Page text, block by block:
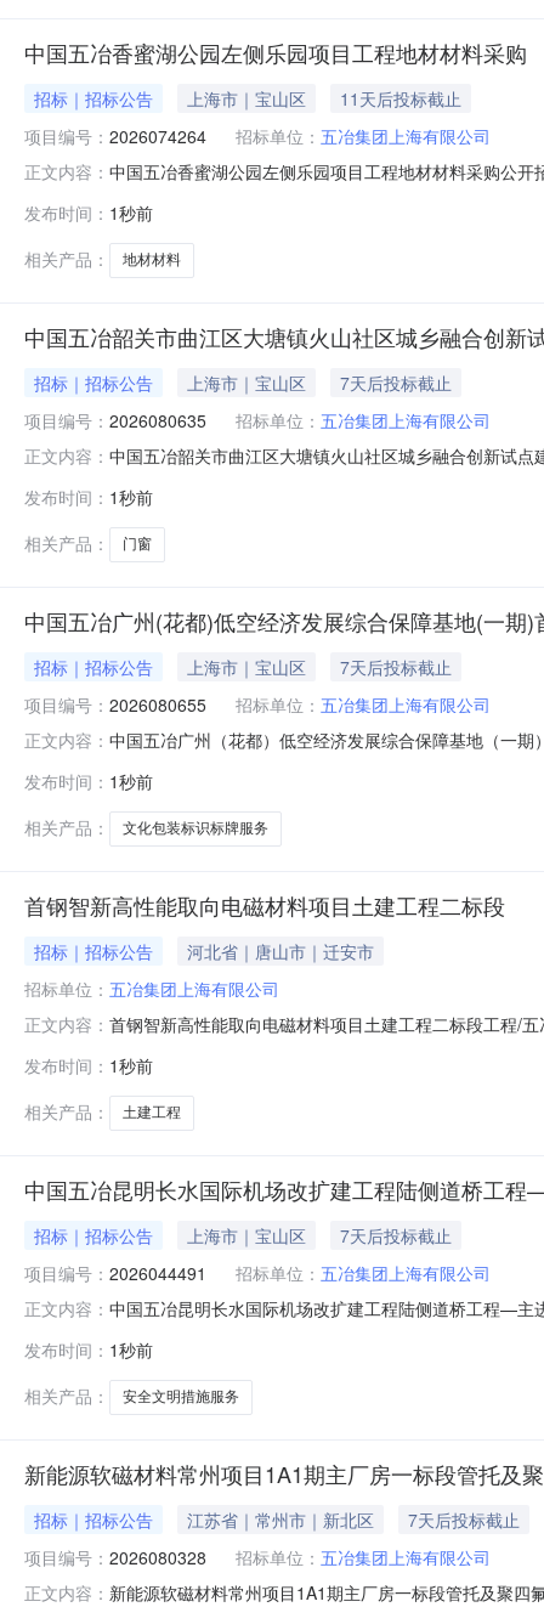
中国五冶香蜜湖公园左侧乐园项目工程地材材料采购
招标｜招标公告 上海市｜宝山区
11天后投标截止
项目编号： 2026074264 招标单位： 五冶集团上海有限公司
正文内容： 中国五冶香蜜湖公园左侧乐园项目工程地材材料采购公
市辖区中国五冶集团有限公司招标公告一、项目概述1
发布时间： 1秒前
相关产品：
地材材料
中国五冶韶关市曲江区大塘镇火山社区城乡融合创新
招标｜招标公告 上海市｜宝山区
7天后投标截止
项目编号： 2026080635 招标单位： 五冶集团上海有限公司
正文内容： 中国五冶韶关市曲江区大塘镇火山社区城乡融合创新试
时间:2026-08-30联系人:张晓畅联系方式:18304058656
发布时间： 1秒前
相关产品：
门窗
中国五冶广州(花都)低空经济发展综合保障基地(一期
招标｜招标公告 上海市｜宝山区
7天后投标截止
项目编号： 2026080655 招标单位： 五冶集团上海有限公司
正文内容： 中国五冶广州（花都）低空经济发展综合保障基地（一
工程项目文化包装标识标牌服务采购预计采购时间
一、项目概述
发布时间： 1秒前
相关产品：
文化包装标识标牌服务
首钢智新高性能取向电磁材料项目土建工程二标段
招标｜招标公告
河北省｜唐山市｜迁安市
招标单位： 五冶集团上海有限公司
正文内容： 首钢智新高性能取向电磁材料项目土建工程二标段工程/
项目概况1、采购名称：首钢智新高性能取向电磁材料项
站公辅小房1、公辅小
发布时间： 1秒前
相关产品：
土建工程
中国五冶昆明长水国际机场改扩建工程陆侧道桥工
招标｜招标公告 上海市｜宝山区
7天后投标截止
项目编号： 2026044491 招标单位： 五冶集团上海有限公司
正文内容： 中国五冶昆明长水国际机场改扩建工程陆侧道桥工程—主
陆侧道桥工程—主进出场路及航站区道路（西侧）项目
区中国五冶
发布时间： 1秒前
相关产品：
安全文明措施服务
新能源软磁材料常州项目1A1期主厂房一标段管托及
招标｜招标公告 江苏省｜常州市｜新北区
7天后投标截止
项目编号： 2026080328 招标单位： 五冶集团上海有限公司
正文内容： 新能源软磁材料常州项目1A1期主厂房一标段管托及聚